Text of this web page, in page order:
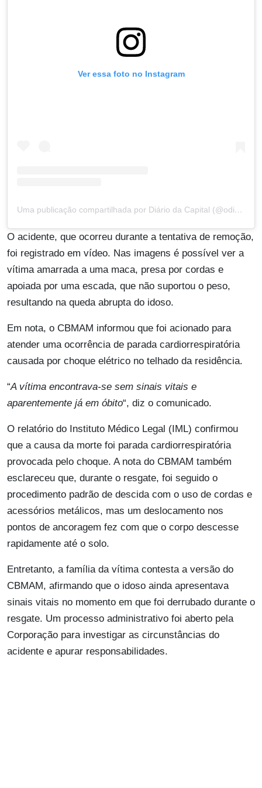
Ver essa foto no Instagram
Uma publicação compartilhada por Diário da Capital (@odiariodacapital)
O acidente, que ocorreu durante a tentativa de remoção,
foi registrado em vídeo. Nas imagens é possível ver a
vítima amarrada a uma maca, presa por cordas e
apoiada por uma escada, que não suportou o peso,
resultando na queda abrupta do idoso.
Em nota, o CBMAM informou que foi acionado para
atender uma ocorrência de parada cardiorrespiratória
causada por choque elétrico no telhado da residência.
“A vítima encontrava-se sem sinais vitais e
aparentemente já em óbito“, diz o comunicado.
O relatório do Instituto Médico Legal (IML) confirmou
que a causa da morte foi parada cardiorrespiratória
provocada pelo choque. A nota do CBMAM também
esclareceu que, durante o resgate, foi seguido o
procedimento padrão de descida com o uso de cordas e
acessórios metálicos, mas um deslocamento nos
pontos de ancoragem fez com que o corpo descesse
rapidamente até o solo.
Entretanto, a família da vítima contesta a versão do
CBMAM, afirmando que o idoso ainda apresentava
sinais vitais no momento em que foi derrubado durante o
resgate. Um processo administrativo foi aberto pela
Corporação para investigar as circunstâncias do
acidente e apurar responsabilidades.